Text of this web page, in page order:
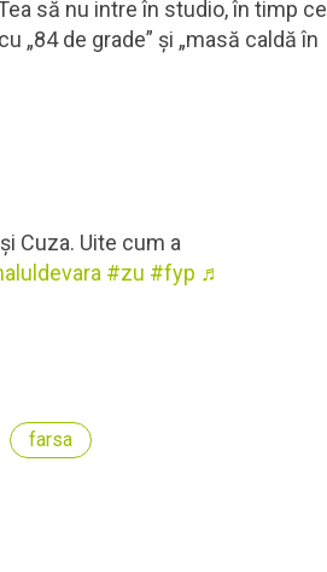
să nu intre în studio, în timp ce
„84 de grade” și „masă caldă în
Cuza. Uite cum a
#zu #fyp ♬
farsa